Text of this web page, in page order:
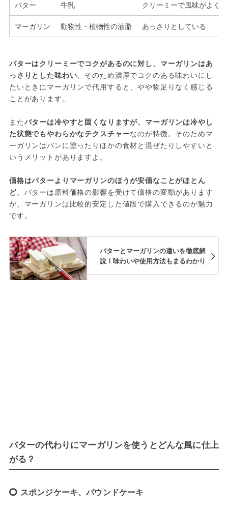
バター 牛乳 クリーミーで風味がよく
マーガリン 動物性・植物性の油脂 あっさりとしている
バターはクリーミーでコクがあるのに対し、マーガリンはあ
っさりとした味わい。そのため濃厚でコクのある味わいにし
たいときにマーガリンで代用すると、やや物足りなく感じる
ことがあります。
またバターは冷やすと固くなりますが、マーガリンは冷やし
た状態でもやわらかなテクスチャーなのが特徴。そのためマ
ーガリンはパンに塗ったりほかの食材と混ぜたりしやすいと
いうメリットがありますよ。
価格はバターよりマーガリンのほうが安価なことがほとん
ど。バターは原料価格の影響を受けて価格の変動があります
が、マーガリンは比較的安定した値段で購入できるのが魅力
です。
バターとマーガリンの違いを徹底解
説！味わいや使用方法もまるわかり
バターの代わりにマーガリンを使うとどんな風に仕上
がる？
スポンジケーキ、パウンドケーキ